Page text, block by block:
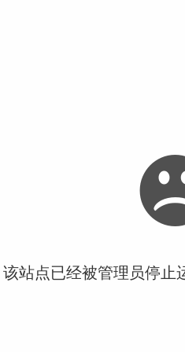
站点已经被管理员停止